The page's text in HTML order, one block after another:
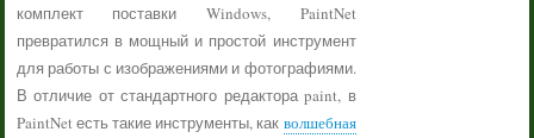
комплект поставки Windows, PaintNet
превратился в мощный и простой инструмент
для работы с изображениями и фотографиями.
В отличие от стандартного редактора paint, в
PaintNet есть такие инструменты, как волшебная